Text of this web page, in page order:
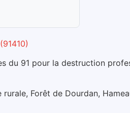
(91410)
du 91 pour la destruction
Forêt de Dourdan,